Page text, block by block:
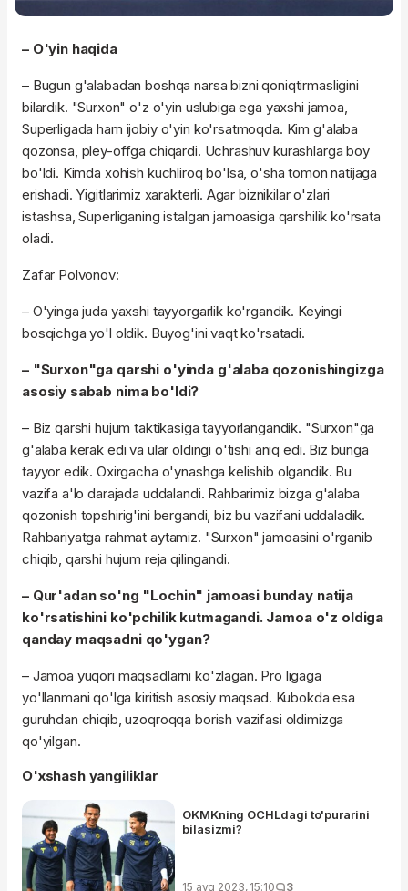
– O'yin haqida
– Bugun g'alabadan boshqa narsa bizni qoniqtirmasligini
bilardik. "Surxon" o'z o'yin uslubiga ega yaxshi jamoa,
Superligada ham ijobiy o'yin ko'rsatmoqda. Kim g'alaba
qozonsa, pley-offga chiqardi. Uchrashuv kurashlarga boy
bo'ldi. Kimda xohish kuchliroq bo'lsa, o'sha tomon natijaga
erishadi. Yigitlarimiz xarakterli. Agar biznikilar o'zlari
istashsa, Superliganing istalgan jamoasiga qarshilik ko'rsata
oladi.
Zafar Polvonov:
– O'yinga juda yaxshi tayyorgarlik ko'rgandik. Keyingi
bosqichga yo'l oldik. Buyog'ini vaqt ko'rsatadi.
– "Surxon"ga qarshi o'yinda g'alaba qozonishingizga
asosiy sabab nima bo'ldi?
– Biz qarshi hujum taktikasiga tayyorlangandik. "Surxon"ga
g'alaba kerak edi va ular oldingi o'tishi aniq edi. Biz bunga
tayyor edik. Oxirgacha o'ynashga kelishib olgandik. Bu
vazifa a'lo darajada uddalandi. Rahbarimiz bizga g'alaba
qozonish topshirig'ini bergandi, biz bu vazifani uddaladik.
Rahbariyatga rahmat aytamiz. "Surxon" jamoasini o'rganib
chiqib, qarshi hujum reja qilingandi.
– Qur'adan so'ng "Lochin" jamoasi bunday natija
ko'rsatishini ko'pchilik kutmagandi. Jamoa o'z oldiga
qanday maqsadni qo'ygan?
– Jamoa yuqori maqsadlarni ko'zlagan. Pro ligaga
yo'llanmani qo'lga kiritish asosiy maqsad. Kubokda esa
guruhdan chiqib, uzoqroqqa borish vazifasi oldimizga
qo'yilgan.
O'xshash yangiliklar
OKMKning OCHLdagi to'purarini
bilasizmi?
15 avg 2023, 15:10 3